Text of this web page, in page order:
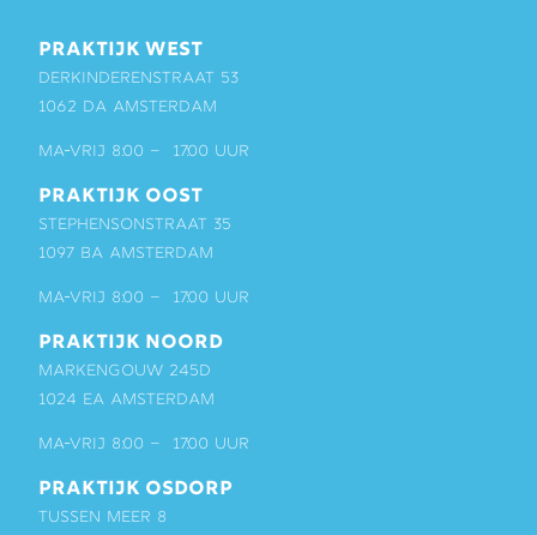
PRAKTIJK WEST
Derkinderenstraat 53
1062 DA Amsterdam
ma-vrij 8:00 – 17:00 uur
PRAKTIJK OOST
Stephensonstraat 35
1097 BA Amsterdam
ma-vrij 8:00 – 17:00 uur
PRAKTIJK NOORD
Markengouw 245D
1024 EA Amsterdam
ma-vrij 8:00 – 17:00 uur
PRAKTIJK OSDORP
Tussen Meer 8